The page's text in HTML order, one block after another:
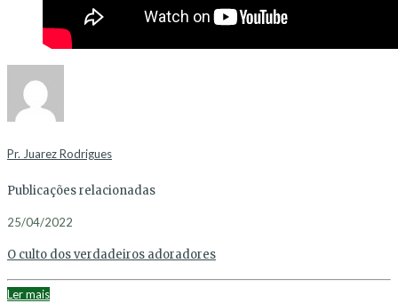
Pr. Juarez Rodrigues
Publicações relacionadas
25/04/2022
O culto dos verdadeiros adoradores
Ler mais